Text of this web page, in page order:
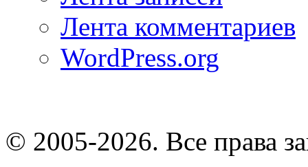
Лента комментариев
WordPress.org
© 2005-2026. Все права